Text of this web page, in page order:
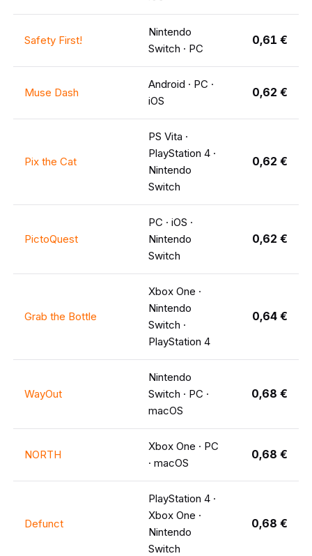
Safety First!
Nintendo
Switch · PC
0,61 €
Muse Dash
Android · PC ·
iOS
0,62 €
Pix the Cat
PS Vita ·
PlayStation 4 ·
Nintendo
Switch
0,62 €
PictoQuest
PC · iOS ·
Nintendo
Switch
0,62 €
Grab the Bottle
Xbox One ·
Nintendo
Switch ·
PlayStation 4
0,64 €
WayOut
Nintendo
Switch · PC ·
macOS
0,68 €
NORTH
Xbox One · PC
· macOS
0,68 €
Defunct
PlayStation 4 ·
Xbox One ·
Nintendo
Switch
0,68 €